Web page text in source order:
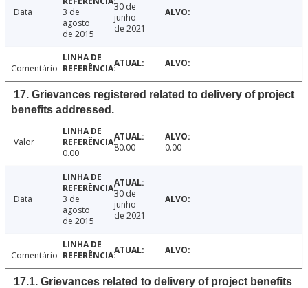
Data
3 de
agosto
de 2015
30 de
junho
de 2021
Comentário
17. Grievances registered related to delivery of project
benefits addressed.
Valor
0.00
80.00 0.00
Data
3 de
agosto
de 2015
30 de
junho
de 2021
Comentário
17.1. Grievances related to delivery of project benefits